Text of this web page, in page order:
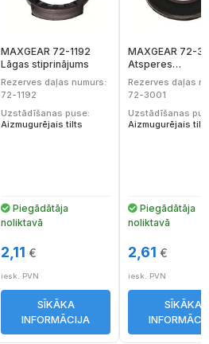
MAXGEAR 72-1192
Lāgas stiprinājums
Rezerves daļas numurs:
72-1192
Uzstādīšanas puse:
Aizmugurējais tilts
Piegādātāja
noliktavā
2,11 €
iesk. PVN
SĪKĀKA
INFORMĀCIJA
MAXGEAR 72-
Atsperes
atbalstplāksne
Rezerves daļas
72-3001
Uzstādīšanas
Aizmugurējais tilts
Piegādātāja
noliktavā
2,61 €
iesk. PVN
SĪKĀKA